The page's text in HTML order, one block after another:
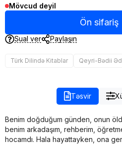
Mövcud deyil
Ön sifariş
Sual ver Paylaşın
Türk Dilində Kitablar Qeyri-Bədii
Təsvir
Benim doğduğum günden, onun
benim arkadaşım, rehberim,
hocamdı. Hala hayattayken, ona